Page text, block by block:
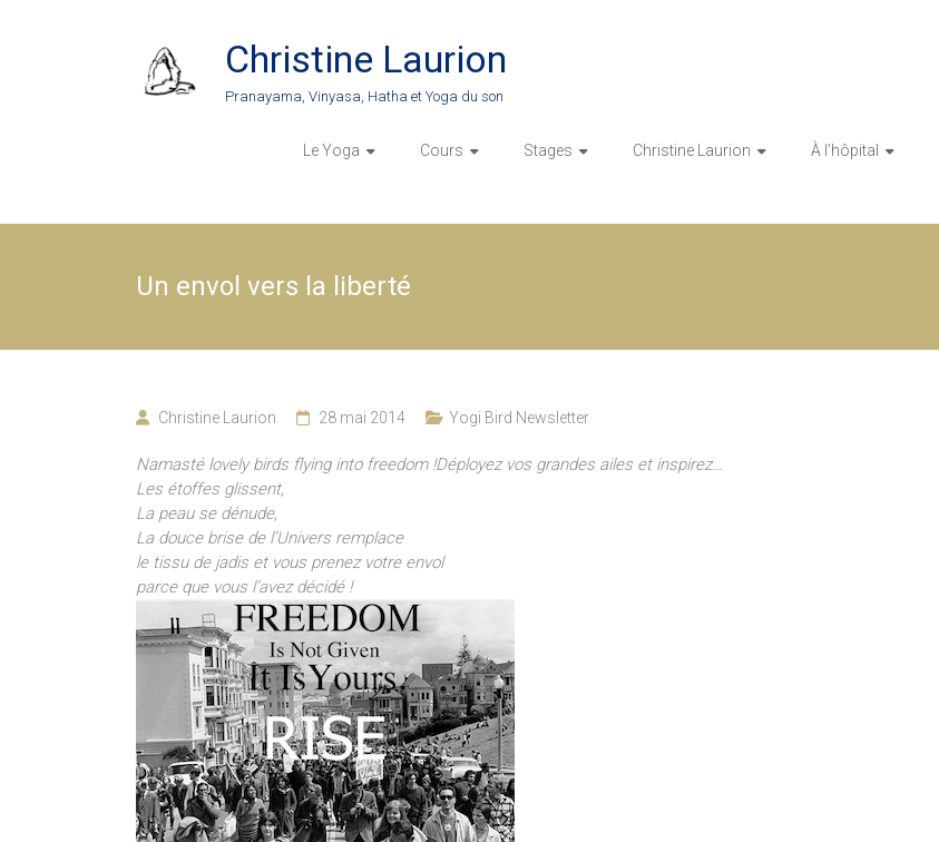
Christine Laurion
Pranayama, Vinyasa, Hatha et Yoga du son
Le Yoga Cours Stages Christine Laurion À l’hôpital
Un envol vers la liberté
Christine Laurion 28 mai 2014 Yogi Bird Newsletter
Namasté lovely birds flying into freedom !Déployez vos grandes ailes et inspirez…
Les étoffes glissent,
La peau se dénude,
La douce brise de l’Univers remplace
le tissu de jadis et vous prenez votre envol
parce que vous l’avez décidé !